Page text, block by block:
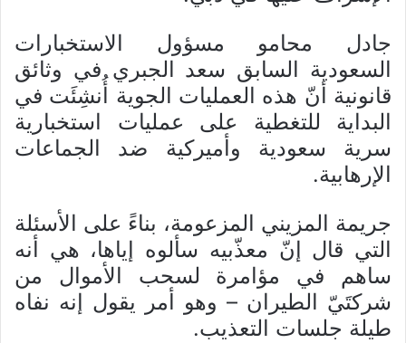
جادل محامو مسؤول الاستخبارات
السعودية السابق سعد الجبري في وثائق
قانونية أنّ هذه العمليات الجوية أُنشِئَت في
البداية للتغطية على عمليات استخبارية
سرية سعودية وأميركية ضد الجماعات
الإرهابية.
جريمة المزيني المزعومة، بناءً على الأسئلة
التي قال إنّ معذّبيه سألوه إياها، هي أنه
ساهم في مؤامرة لسحب الأموال من
شركتَيّ الطيران – وهو أمر يقول إنه نفاه
طيلة جلسات التعذيب.